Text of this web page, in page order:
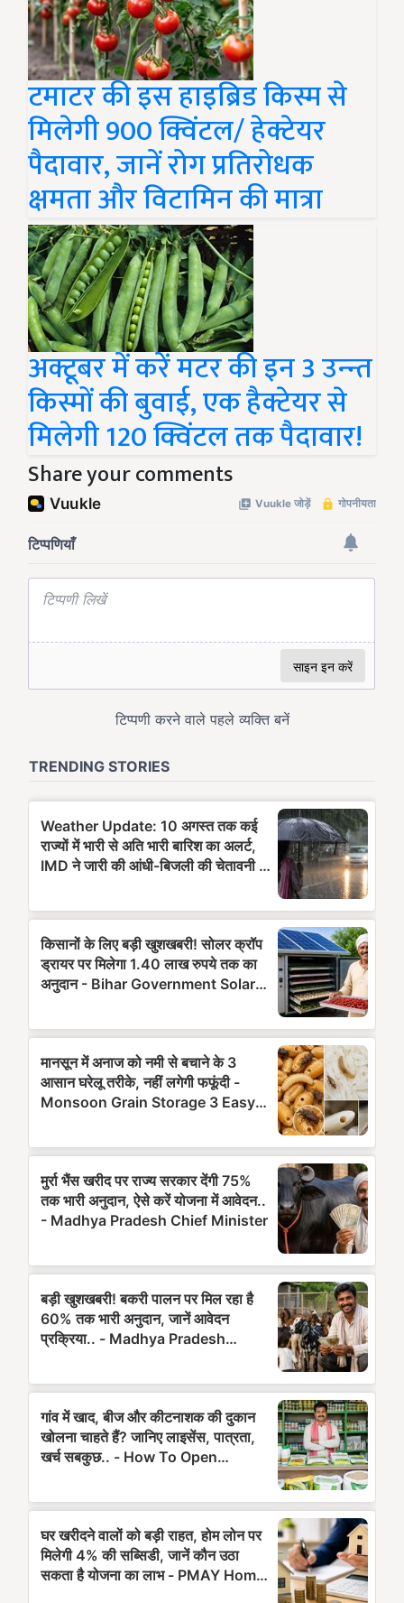
टमाटर की इस हाइब्रिड किस्म से
मिलेगी 900 क्विंटल/ हेक्टेयर
पैदावार, जानें रोग प्रतिरोधक
क्षमता और विटामिन की मात्रा
अक्टूबर में करें मटर की इन 3 उन्न्त
किस्मों की बुवाई, एक हैक्टेयर से
मिलेगी 120 क्विंटल तक पैदावार!
Share your comments